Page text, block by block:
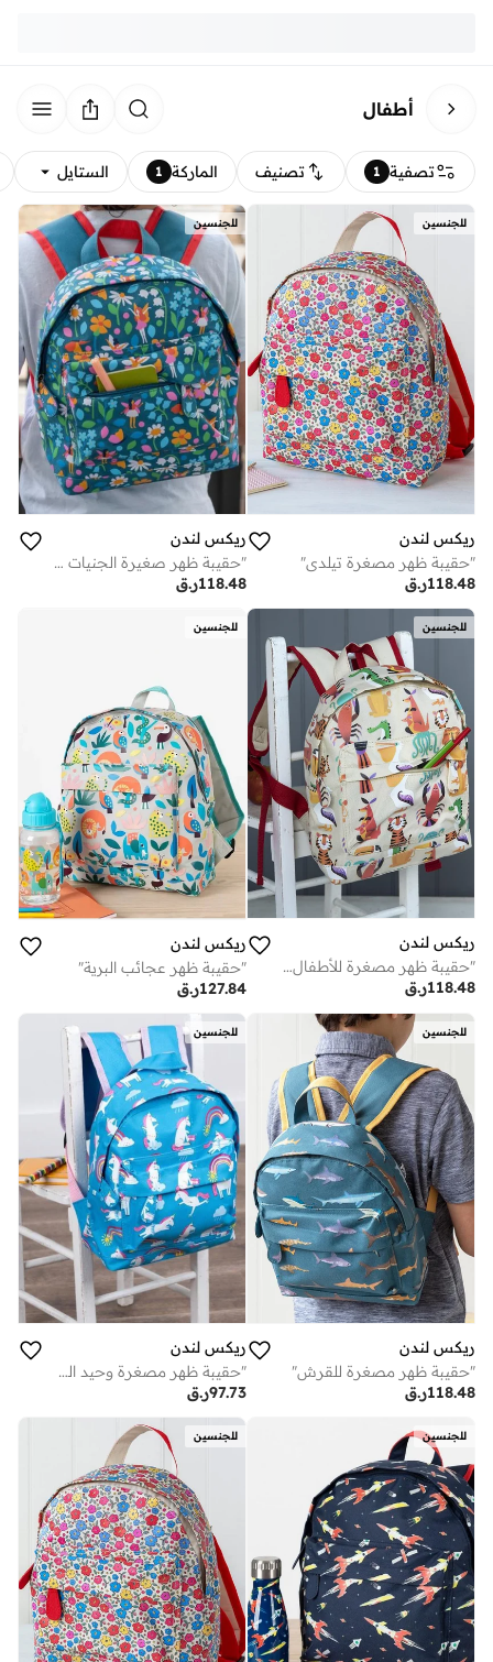
أطفال
تصفية 1 تصنيف الماركة 1 الستايل
للجنسين
ريكس لندن
"حقيبة ظهر مصغرة تيلدي"
ر.ق118.48
للجنسين
ريكس لندن
"حقيبة ظهر صغيرة الجنيات في الحديقة"
ر.ق118.48
للجنسين
ريكس لندن
"حقيبة ظهر مصغرة للأطفال - مخلوقات ملونة"
ر.ق118.48
للجنسين
ريكس لندن
"حقيبة ظهر عجائب البرية"
ر.ق127.84
للجنسين
ريكس لندن
"حقيبة ظهر مصغرة للقرش"
ر.ق118.48
للجنسين
ريكس لندن
"حقيبة ظهر مصغرة وحيد القرن السحري"
ر.ق97.73
للجنسين للجنسين